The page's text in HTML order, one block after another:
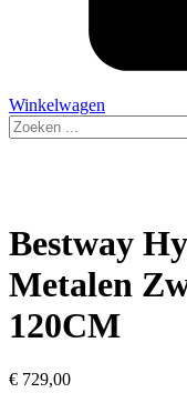
Winkelwagen
Search
...
Bestway
Metalen
120CM
€ 729,00